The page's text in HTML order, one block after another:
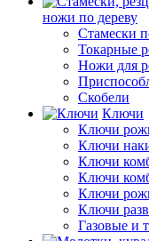
ножи по дереву
Стамески
Токарные
Ножи для
Скобели
Ключи
Ключи
Ключи
Ключи
Ключи
Ключи
Ключи
Газовые и